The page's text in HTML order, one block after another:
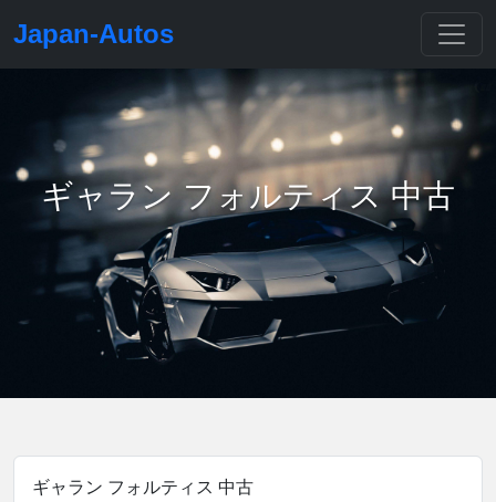
Japan-Autos
ギャラン フォルティス 中古